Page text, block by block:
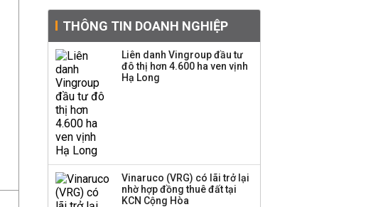
thường, dự kiến điều
chỉnh kế hoạch kinh
doanh 2026
Kinh Bắc dự kiến cho
drone và trừng phạt
doanh nghiệp Mỹ
THÔNG TIN DOANH NGHIỆP
Liên danh Vingroup đầu tư
đô thị hơn 4.600 ha ven vịnh
Hạ Long
Vinaruco (VRG) có lãi trở lại
nhờ hợp đồng thuê đất tại
KCN Cộng Hòa